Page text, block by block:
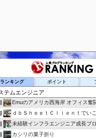
ランキング ポイント
システムってこんな感じ
SHARE-OB | 私たちの脳を共有
Emuのアメリカ西海岸 オフィス奮
ｄｂＳｈｅｅｔＣｌｉｅｎｔでいこ
未経験インフラエンジニア成長ブ
カシリの菓子折り